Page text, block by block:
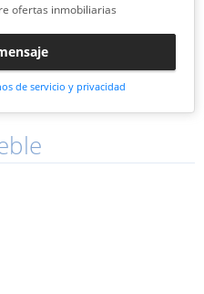
ofertas inmobiliarias
de servicio y privacidad